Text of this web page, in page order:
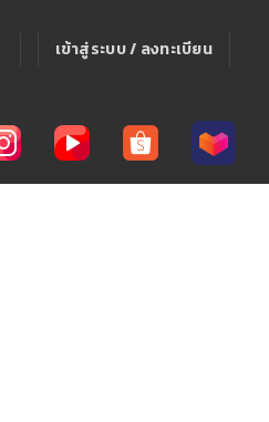
เข้าสู่ระบบ / ลงทะเบียน